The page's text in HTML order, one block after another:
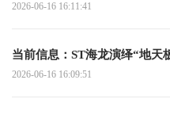
2026-06-16 16:11:41
当前信息：ST海龙演绎“地天
2026-06-16 16:09:51